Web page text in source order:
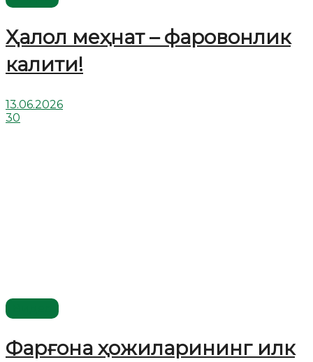
Ҳалол меҳнат – фаровонлик
калити!
13.06.2026
30
Фарғона ҳожиларининг илк